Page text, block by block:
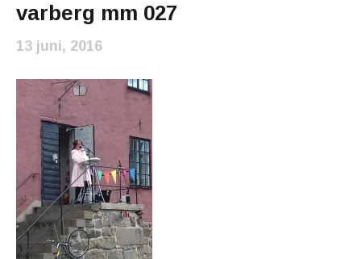
varberg mm 027
13 juni, 2016